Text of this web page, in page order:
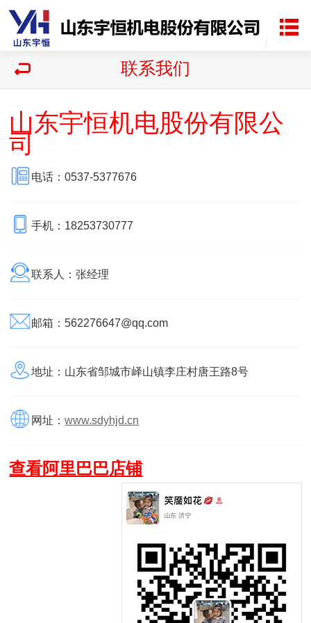
联系我们
山东宇恒机电股份有限公
司
电话：0537-5377676
手机：18253730777
联系人：张经理
邮箱：562276647@qq.com
地址：山东省邹城市峄山镇李庄村唐王路8号
网址：www.sdyhjd.cn
查看阿里巴巴店铺